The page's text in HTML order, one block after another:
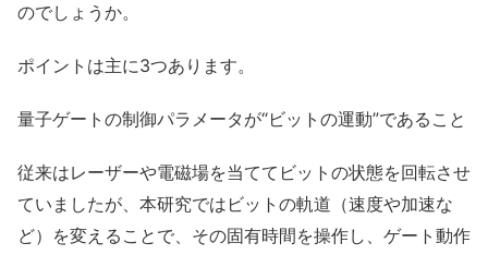
のでしょうか。
ポイントは主に3つあります。
量子ゲートの制御パラメータが“ビットの運動”であること
従来はレーザーや電磁場を当ててビットの状態を回転させ
ていましたが、本研究ではビットの軌道（速度や加速な
ど）を変えることで、その固有時間を操作し、ゲート動作